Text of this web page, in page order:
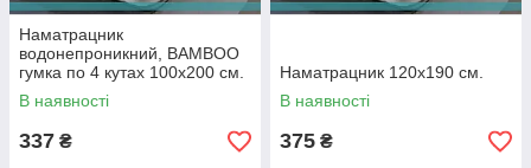
Наматрацник
водонепроникний, BAMBOO
гумка по 4 кутах 100х200 см.
В наявності
337 ₴
Наматрацник 120х190 см.
В наявності
375 ₴